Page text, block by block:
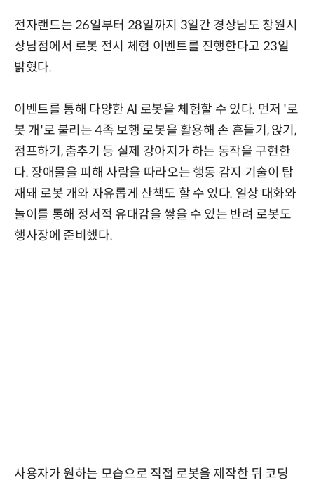
전자랜드는 26일부터 28일까지 3일간 경상남도 창원시
상남점에서 로봇 전시 체험 이벤트를 진행한다고 23일
밝혔다.
이벤트를 통해 다양한 AI 로봇을 체험할 수 있다. 먼저 '로
봇 개'로 불리는 4족 보행 로봇을 활용해 손 흔들기, 앉기,
점프하기, 춤추기 등 실제 강아지가 하는 동작을 구현한
다. 장애물을 피해 사람을 따라오는 행동 감지 기술이 탑
재돼 로봇 개와 자유롭게 산책도 할 수 있다. 일상 대화와
놀이를 통해 정서적 유대감을 쌓을 수 있는 반려 로봇도
행사장에 준비했다.
사용자가 원하는 모습으로 직접 로봇을 제작한 뒤 코딩